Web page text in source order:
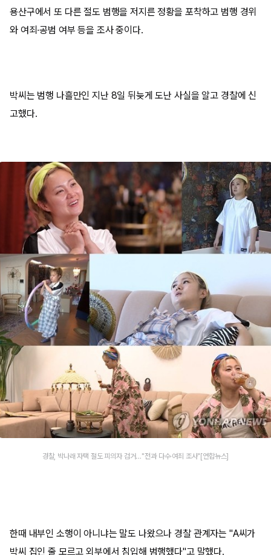
용산구에서 또 다른 절도 범행을 저지른 정황을 포착하고 범행 경위
와 여죄·공범 여부 등을 조사 중이다.
박씨는 범행 나흘만인 지난 8일 뒤늦게 도난 사실을 알고 경찰에 신
고했다.
경찰, 박나래 자택 절도 피의자 검거…"전과 다수·여죄 조사"[연합뉴스]
한때 내부인 소행이 아니냐는 말도 나왔으나 경찰 관계자는 "A씨가
박씨 집인 줄 모르고 외부에서 침입해 범행했다"고 말했다.